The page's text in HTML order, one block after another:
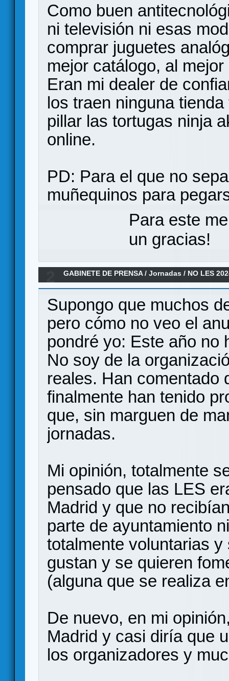
Como buen
ni televisión ni esas
comprar juguetes
mejor catálogo, al
Eran mi dealer de
los traen ninguna
pillar las tortugas ninja
online.
PD: Para el que no
muñequinos para
Para este
un gracias!
GABINETE DE PRENSA/Jornadas / NO LES
Supongo que muchos
pero cómo no veo el
pondré yo: Este año no
No soy de la
reales. Han comentado
finalmente han tenido
que, sin marguen de
jornadas.
Mi opinión, totalmente
pensado que las LES
Madrid y que no
parte de ayuntamiento
totalmente voluntarias
gustan y se quieren
(alguna que se realiza
De nuevo, en mi
Madrid y casi diría que
los organizadores y